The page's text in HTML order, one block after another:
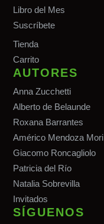
Libro del Mes
Suscríbete
Tienda
Carrito
AUTORES
Anna Zucchetti
Alberto de Belaunde
Roxana Barrantes
Américo Mendoza Mori
Giacomo Roncagliolo
Patricia del Río
Natalia Sobrevilla
Invitados
SÍGUENOS